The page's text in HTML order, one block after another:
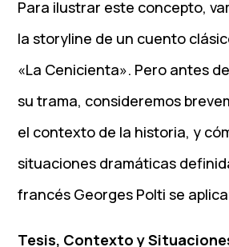
Para ilustrar este concepto,
la storyline de un cuento
«La Cenicienta». Pero antes
su trama, consideremos
el contexto de la historia, y
situaciones dramáticas
francés Georges Polti se
Tesis, Contexto y